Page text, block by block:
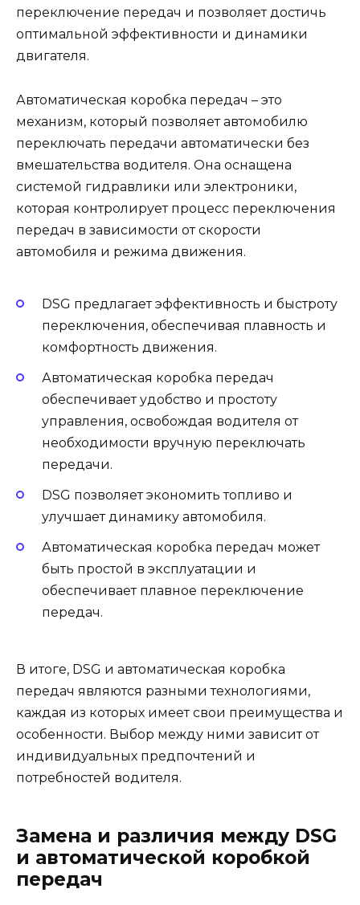
переключение передач и позволяет достичь
оптимальной эффективности и динамики
двигателя.
Автоматическая коробка передач – это
механизм, который позволяет автомобилю
переключать передачи автоматически без
вмешательства водителя. Она оснащена
системой гидравлики или электроники,
которая контролирует процесс переключения
передач в зависимости от скорости
автомобиля и режима движения.
DSG предлагает эффективность и быстроту
переключения, обеспечивая плавность и
комфортность движения.
Автоматическая коробка передач
обеспечивает удобство и простоту
управления, освобождая водителя от
необходимости вручную переключать
передачи.
DSG позволяет экономить топливо и
улучшает динамику автомобиля.
Автоматическая коробка передач может
быть простой в эксплуатации и
обеспечивает плавное переключение
передач.
В итоге, DSG и автоматическая коробка
передач являются разными технологиями,
каждая из которых имеет свои преимущества и
особенности. Выбор между ними зависит от
индивидуальных предпочтений и
потребностей водителя.
Замена и различия между DSG
и автоматической коробкой
передач